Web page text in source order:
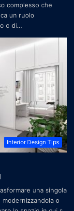
complesso che
un ruolo
o di
Interior Design Tips
una singola
o